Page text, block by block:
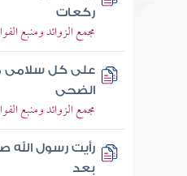
ركعات
مجمع الزوائد ومنبع
على كل سلامى
الضحى
مجمع الزوائد ومنبع
رأيت رسول
بعد